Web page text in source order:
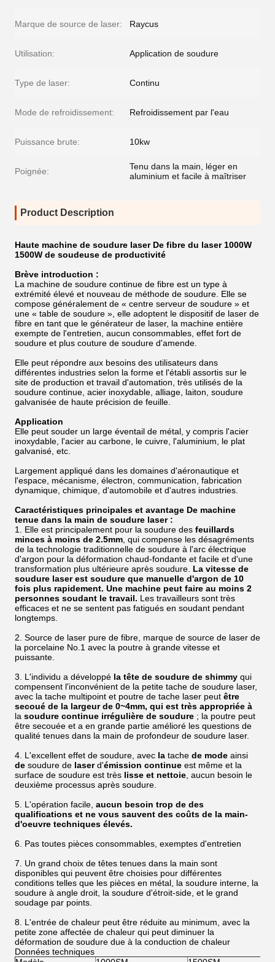
Marque de source de laser: Raycus
Utilisation: Application de soudure
Type de laser: Continu
Mode de refroidissement: Refroidissement par l'eau
Puissance brute: 10kw
Poignée:
Tenu dans la main, léger en
aluminium et facile à maîtriser
Product Description
Haute machine de soudure laser De fibre du laser 1000W
1500W de soudeuse de productivité
Brève introduction :
La machine de soudure continue de fibre est un type à
extrémité élevé et nouveau de méthode de soudure. Elle se
compose généralement de « centre serveur de soudure » et
une « table de soudure », elle adoptent le dispositif de laser de
fibre en tant que le générateur de laser, la machine entière
exempte de l'entretien, aucun consommables, effet fort de
soudure et plus couture de soudure d'amende.
Elle peut répondre aux besoins des utilisateurs dans
différentes industries selon la forme et l'établi assortis sur le
site de production et travail d'automation, très utilisés de la
soudure continue, acier inoxydable, alliage, laiton, soudure
galvanisée de haute précision de feuille.
Application
Elle peut souder un large éventail de métal, y compris l'acier
inoxydable, l'acier au carbone, le cuivre, l'aluminium, le plat
galvanisé, etc.
Largement appliqué dans les domaines d'aéronautique et
l'espace, mécanisme, électron, communication, fabrication
dynamique, chimique, d'automobile et d'autres industries.
Caractéristiques principales et avantage De machine
tenue dans la main de soudure laser :
1. Elle est principalement pour la soudure des feuillards
minces à moins de 2.5mm , qui compense les désagréments
de la technologie traditionnelle de soudure à l'arc électrique
d'argon pour la déformation chaud-fondante et facile et d'une
transformation plus ultérieure après soudure. La vitesse de
soudure laser est soudure que manuelle d'argon de 10
fois plus rapidement. Une machine peut faire au moins 2
personnes soudant le travail. Les travailleurs sont très
efficaces et ne se sentent pas fatigués en soudant pendant
longtemps.
2. Source de laser pure de fibre, marque de source de laser de
la porcelaine No.1 avec la poutre à grande vitesse et
puissante.
3. L'individu a développé la tête de soudure de shimmy qui
compensent l'inconvénient de la petite tache de soudure laser,
avec la tache multipoint et poutre de tache laser peut être
secoué de la largeur de 0~4mm, qui est très appropriée à
la soudure continue irrégulière de soudure ; la poutre peut
être secouée et a en grande partie amélioré les questions de
qualité tenues dans la main de profondeur de soudure laser.
4. L'excellent effet de soudure, avec la tache de mode ainsi
de soudure de laserd'émission continue est même et la
surface de soudure est très lisse et nettoie , aucun besoin le
deuxième processus après soudure.
5. L'opération facile, aucun besoin trop de des
qualifications et ne vous sauvent des coûts de la main-
d'oeuvre techniques élevés.
6. Pas toutes pièces consommables, exemptes d'entretien
7. Un grand choix de têtes tenues dans la main sont
disponibles qui peuvent être choisies pour différentes
conditions telles que les pièces en métal, la soudure interne, la
soudure à angle droit, la soudure d'étroit-side, et le grand
soudage par points.
8. L'entrée de chaleur peut être réduite au minimum, avec la
petite zone affectée de chaleur qui peut diminuer la
déformation de soudure due à la conduction de chaleur
Données techniques